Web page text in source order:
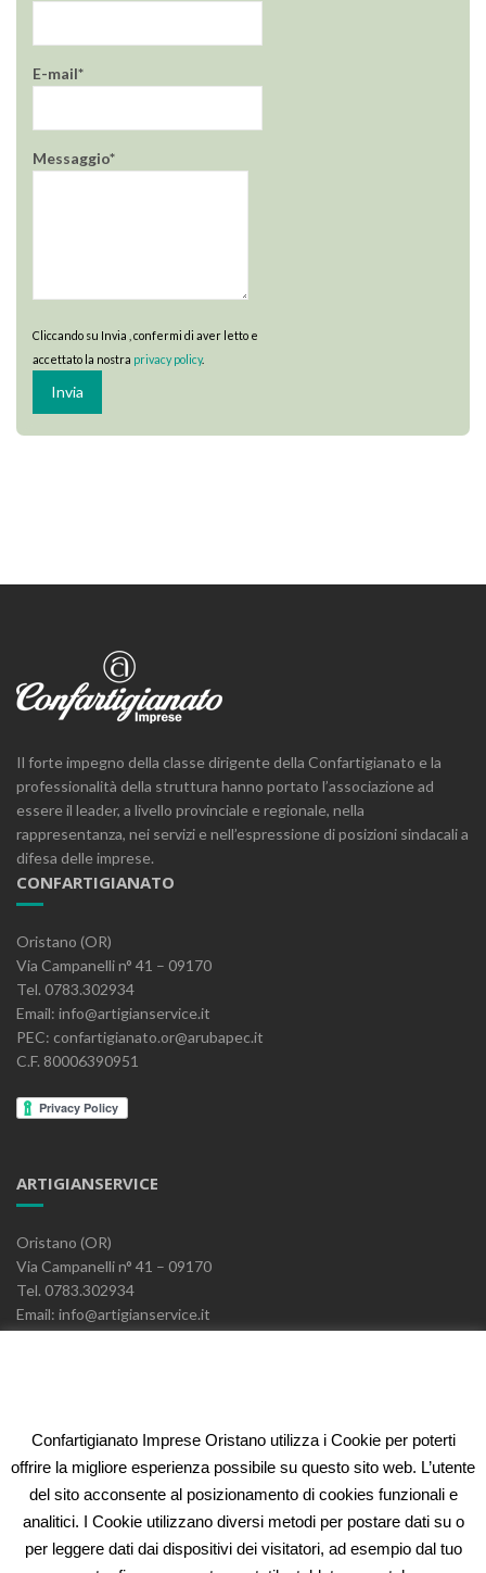
E-mail*
Messaggio*
Cliccando su Invia , confermi di aver letto e
accettato la nostra privacy policy.
Il forte impegno della classe dirigente della Confartigianato e la
professionalità della struttura hanno portato l’associazione ad
essere il leader, a livello provinciale e regionale, nella
rappresentanza, nei servizi e nell’espressione di posizioni sindacali a
difesa delle imprese.
CONFARTIGIANATO
Oristano (OR)
Via Campanelli n° 41 – 09170
Tel. 0783.302934
Email: info@artigianservice.it
PEC: confartigianato.or@arubapec.it
C.F. 80006390951
ARTIGIANSERVICE
Oristano (OR)
Via Campanelli n° 41 – 09170
Tel. 0783.302934
Email: info@artigianservice.it
ELEONORA FIDI
Oristano (OR)
Tel. 0783.302934
Confartigianato Imprese Oristano utilizza i Cookie per poterti
offrire la migliore esperienza possibile su questo sito web. L’utente
del sito acconsente al posizionamento di cookies funzionali e
analitici. I Cookie utilizzano diversi metodi per postare dati su o
per leggere dati dai dispositivi dei visitatori, ad esempio dal tuo